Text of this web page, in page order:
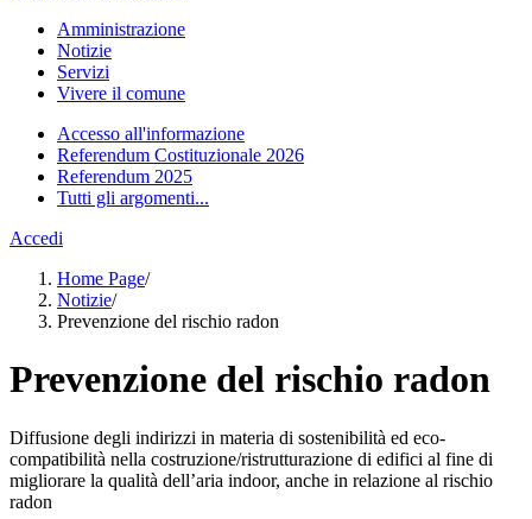
Amministrazione
Notizie
Servizi
Vivere il comune
Accesso all'informazione
Referendum Costituzionale 2026
Referendum 2025
Tutti gli argomenti...
Accedi
Home Page/
Notizie/
Prevenzione del rischio radon
Prevenzione del rischio radon
Diffusione degli indirizzi in materia di sostenibilità ed eco-
compatibilità nella costruzione/ristrutturazione di edifici al fine di
migliorare la qualità dell’aria indoor, anche in relazione al rischio
radon